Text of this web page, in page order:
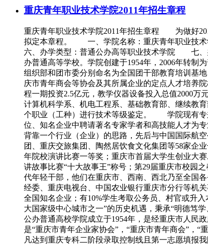
重庆青年职业技术学院2011年招生章程
重庆青年职业技术学院2011年招生章程 为做好
拟定本章程。 一、学院名称：重庆青年职业
六、办学类型：普通公办高等职业技术学院 七、
办普通高等学校。学院创建于1954年，2006年转制
组织部和团市委分别命名为全国团干部教育培训基
庆市青年商会等协会及其所属企业的定点人才培养
程一期投资2.5亿元，教学仪器设备投入总值2000
计算机科学系、机电工程系、基础教育部、继续教
个职业（工种）进行技术等级鉴定。 学院现有专
位、知名企业中聘请著名专家学者和高技能人才
背靠一个行业（企业）的思路，先后与中国国际航
团、重庆交旅集团、陶然居饮食文化集团等58家
年院校演讲比赛一等奖；重庆市首届大学生创业大
讲故事比赛“十大故事王”称号；第29届重庆市校
代年轻干部，他们在重庆市、西南、西北乃至全国
经委、重庆电视台、中国农业银行重庆市分行等机
全国知名企业；有10%学生考取公务员、村官或升
大国家级中心城市之一”的历史机遇，秉承“明德
公办普通高校学院成立于1954年，是经重庆市人民
是“重庆市青年企业家协会”，“重庆市青年商会”，
凡达到重庆专科二阶段录取控制线且第一志愿填报